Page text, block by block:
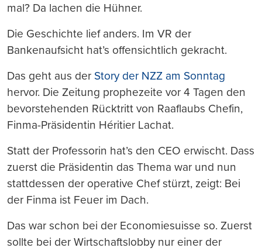
mal? Da lachen die Hühner.
Die Geschichte lief anders. Im VR der
Bankenaufsicht hat’s offensichtlich gekracht.
Das geht aus der Story der NZZ am Sonntag
hervor. Die Zeitung prophezeite vor 4 Tagen den
bevorstehenden Rücktritt von Raaflaubs Chefin,
Finma-Präsidentin Héritier Lachat.
Statt der Professorin hat’s den CEO erwischt. Dass
zuerst die Präsidentin das Thema war und nun
stattdessen der operative Chef stürzt, zeigt: Bei
der Finma ist Feuer im Dach.
Das war schon bei der Economiesuisse so. Zuerst
sollte bei der Wirtschaftslobby nur einer der